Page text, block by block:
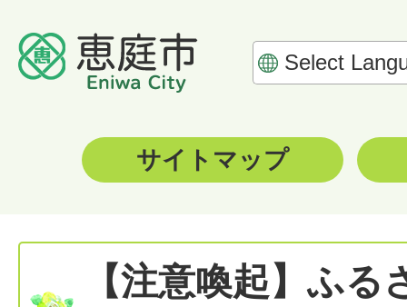
サイトマップ
【注意喚起】ふ